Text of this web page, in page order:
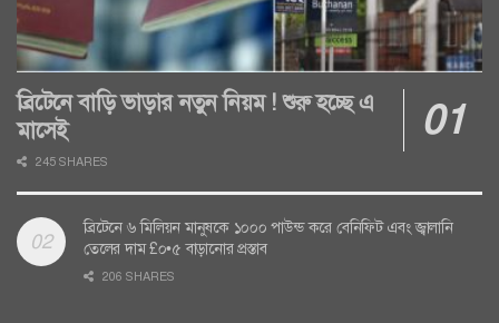
ব্রিটেনে বাড়ি ভাড়ার নতুন নিয়ম ! শুরু হচ্ছে এ
মাসেই
245 SHARES
ব্রিটেনে ৬ মিলিয়ন মানুষকে ১০০০ পাউন্ড করে বেনিফিট এবং জ্বালানি
তেলের দাম £০•৫ বাড়ানোর প্রস্তাব
206 SHARES